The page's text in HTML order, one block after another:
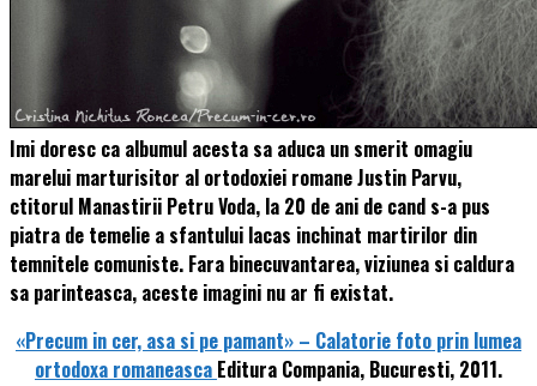
Imi doresc ca albumul acesta sa aduca un smerit omagiu
marelui marturisitor al ortodoxiei romane Justin Parvu,
ctitorul Manastirii Petru Voda, la 20 de ani de cand s-a pus
piatra de temelie a sfantului lacas inchinat martirilor din
temnitele comuniste. Fara binecuvantarea, viziunea si caldura
sa parinteasca, aceste imagini nu ar fi existat.
«Precum in cer, asa si pe pamant» – Calatorie foto prin lumea
ortodoxa romaneasca Editura Compania, Bucuresti, 2011.